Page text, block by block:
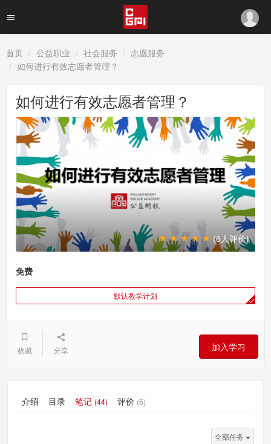
首页 公益职业 社会服务
志愿服务
如何进行有效志愿者管理？
如何进行有效志愿者管理？
(6人评价)
免费
默认教学计划
收藏 分享 加入学习
介绍 目录 笔记 (44) 评价 (6)
全部任务